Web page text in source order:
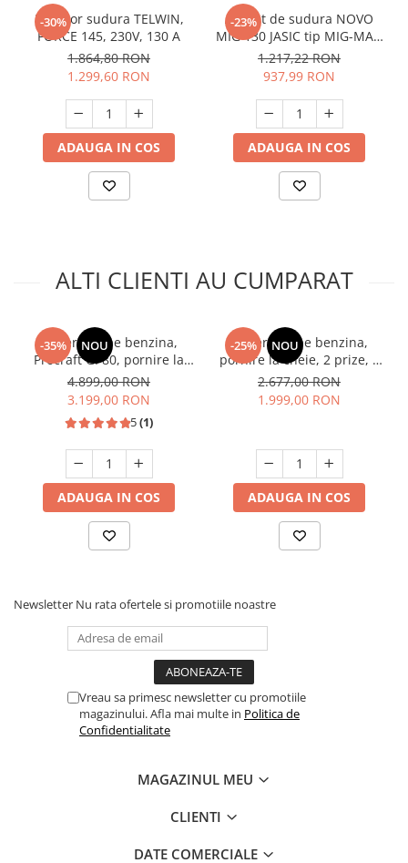
-30%
Invertor sudura TELWIN,
FORCE 145, 230V, 130 A
1.864,80 RON
1.299,60 RON
ADAUGA IN COS
-23%
Aparat de sudura NOVO
MIG 130 JASIC tip MIG-MAG
+ rola de sarma flux 1kg,
230V, 130A
1.217,22 RON
937,99 RON
ADAUGA IN COS
ALTI CLIENTI AU CUMPARAT
-35% NOU
Generator pe benzina,
Procraft GP80, pornire la
cheie, 7 kw, 220-240V,
model nou 2026
4.899,00 RON
3.199,00 RON
5(1)
ADAUGA IN COS
-25% NOU
Generator pe benzina,
pornire la cheie, 2 prize, 3
KW, monofazat, 230V, roti,
RAIDER
2.677,00 RON
1.999,00 RON
ADAUGA IN COS
Newsletter Nu rata ofertele si promotiile noastre
Vreau sa primesc newsletter cu promotiile
magazinului. Afla mai multe in Politica de
Confidentialitate
MAGAZINUL MEU
CLIENTI
DATE COMERCIALE